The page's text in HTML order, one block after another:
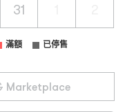
31
滿額 已停售